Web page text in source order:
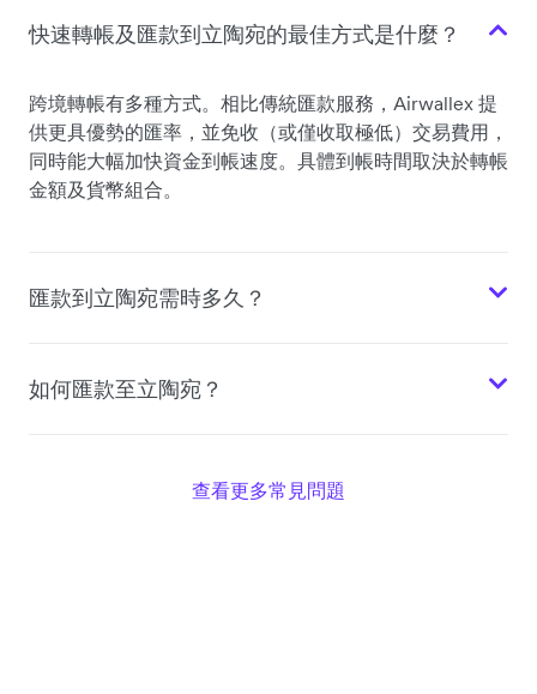
快速轉帳及匯款到立陶宛的最佳方式是什麼？
跨境轉帳有多種方式。相比傳統匯款服務，Airwallex 提
供更具優勢的匯率，並免收（或僅收取極低）交易費用，
同時能大幅加快資金到帳速度。具體到帳時間取決於轉帳
金額及貨幣組合。
匯款到立陶宛需時多久？
如何匯款至立陶宛？
查看更多常見問題